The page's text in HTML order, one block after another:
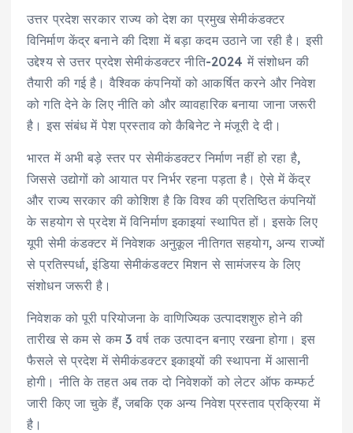
उत्तर प्रदेश सरकार राज्य को देश का प्रमुख सेमीकंडक्टर
विनिर्माण केंद्र बनाने की दिशा में बड़ा कदम उठाने जा रही है। इसी
उद्देश्य से उत्तर प्रदेश सेमीकंडक्टर नीति-2024 में संशोधन की
तैयारी की गई है। वैश्विक कंपनियों को आकर्षित करने और निवेश
को गति देने के लिए नीति को और व्यावहारिक बनाया जाना जरूरी
है। इस संबंध में पेश प्रस्ताव को कैबिनेट ने मंजूरी दे दी।
भारत में अभी बड़े स्तर पर सेमीकंडक्टर निर्माण नहीं हो रहा है,
जिससे उद्योगों को आयात पर निर्भर रहना पड़ता है। ऐसे में केंद्र
और राज्य सरकार की कोशिश है कि विश्व की प्रतिष्ठित कंपनियों
के सहयोग से प्रदेश में विनिर्माण इकाइयां स्थापित हों। इसके लिए
यूपी सेमी कंडक्टर में निवेशक अनुकूल नीतिगत सहयोग, अन्य राज्यों
से प्रतिस्पर्धा, इंडिया सेमीकंडक्टर मिशन से सामंजस्य के लिए
संशोधन जरूरी है।
निवेशक को पूरी परियोजना के वाणिज्यिक उत्पादशशुरु होने की
तारीख से कम से कम 3 वर्ष तक उत्पादन बनाए रखना होगा। इस
फैसले से प्रदेश में सेमीकंडक्टर इकाइयों की स्थापना में आसानी
होगी। नीति के तहत अब तक दो निवेशकों को लेटर ऑफ कम्फर्ट
जारी किए जा चुके हैं, जबकि एक अन्य निवेश प्रस्ताव प्रक्रिया में
है।